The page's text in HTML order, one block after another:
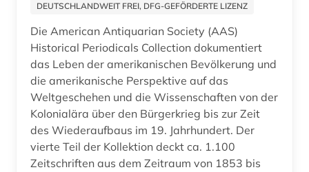
geschichte 2012 (1)
geschichte 2014 (2)
geschichte 2016 (1)
geschichte 2018 (1)
geschichte 2019 (1)
DEUTSCHLANDWEIT FREI, DFG-GEFÖRDERTE LIZENZ
Die American Antiquarian Society (AAS)
Historical Periodicals Collection dokumentiert
das Leben der amerikanischen Bevölkerung und
die amerikanische Perspektive auf das
Weltgeschehen und die Wissenschaften von der
Kolonialära über den Bürgerkrieg bis zur Zeit
des Wiederaufbaus im 19. Jahrhundert. Der
vierte Teil der Kollektion deckt ca. 1.100
Zeitschriften aus dem Zeitraum von 1853 bis